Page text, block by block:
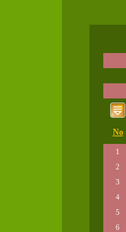
No
1
2
3
4
5
6